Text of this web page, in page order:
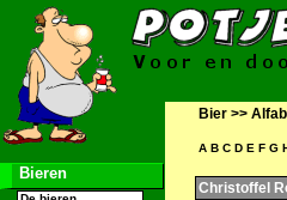
Bieren
Bier >>
A B C D E F G
Christoffel